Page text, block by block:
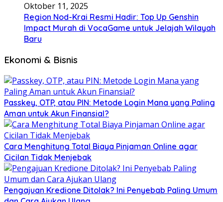
Oktober 11, 2025
Region Nod-Krai Resmi Hadir: Top Up Genshin
Impact Murah di VocaGame untuk Jelajah Wilayah
Baru
Ekonomi & Bisnis
Passkey, OTP, atau PIN: Metode Login Mana yang Paling
Aman untuk Akun Finansial?
Cara Menghitung Total Biaya Pinjaman Online agar
Cicilan Tidak Menjebak
Pengajuan Kredione Ditolak? Ini Penyebab Paling Umum